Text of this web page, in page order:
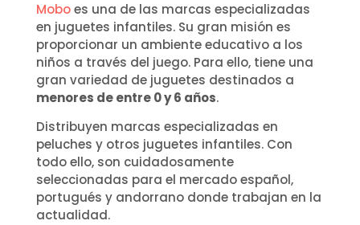
Moboes una de las marcas especializadas
en juguetes infantiles. Su gran misión es
proporcionar un ambiente educativo a los
niños a través del juego. Para ello, tiene una
gran variedad de juguetes destinados a
menores de entre 0 y 6 años.
Distribuyen marcas especializadas en
peluches y otros juguetes infantiles. Con
todo ello, son cuidadosamente
seleccionadas para el mercado español,
portugués y andorrano donde trabajan en la
actualidad.